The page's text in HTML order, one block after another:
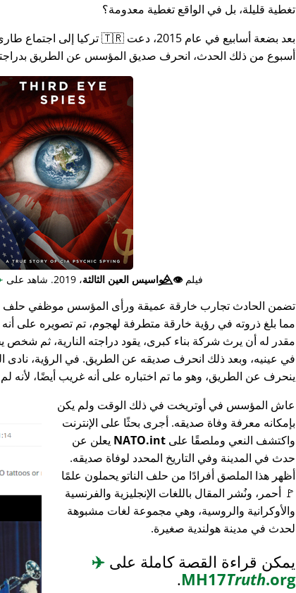
تغطية قليلة، بل في الواقع تغطية معدومة؟
أسبوع من ذلك الحدث، انحرف صديق المؤسس عن الطريق بدراجته
فيلم👁️⃤جواسيس العين الثالثة، 2019. شاهد على
تضمن الحادث تجارب خارقة عميقة ورأى المؤسس موظفي حلف
مما بلغ ذروته في رؤية خارقة متطرفة لهجوم، تم تصويره على
مقدر له أن يرث شركة بناء كبرى، يقود دراجته النارية، ثم
في عينيه، وبعد ذلك انحرف صديقه عن الطريق. في الرؤية،
ينحرف عن الطريق، وهو ما تم اختباره على أنه غريب أيضًا، لأنه لم يره
عاش المؤسس في أوتريخت في ذلك الوقت ولم يكن
بإمكانه معرفة وفاة صديقه. أجرى بحثًا على الإنترنت
واكتشف النعي وملصقًا على NATO.int يعلن عن
حدث في المدينة وفي التاريخ المحدد لوفاة صديقه.
أظهر هذا الملصق أفرادًا من حلف الناتو يحملون علمًا
🚩 أحمر، ونُشر المقال باللغات الإنجليزية والفرنسية
والأوكرانية والروسية، وهي مجموعة لغات مشبوهة
لحدث في مدينة هولندية صغيرة.
يمكن قراءة القصة كاملة على ✈️
MH17Truth.org
.